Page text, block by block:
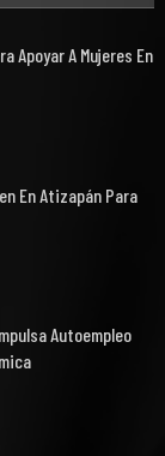
Apoyar A Mujeres En
En Atizapán Para
Autoempleo